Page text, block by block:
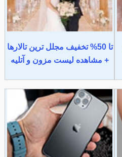
تا 50% تخفیف مجلل ترین تالارها
+ مشاهده لیست مزون و آتلیه